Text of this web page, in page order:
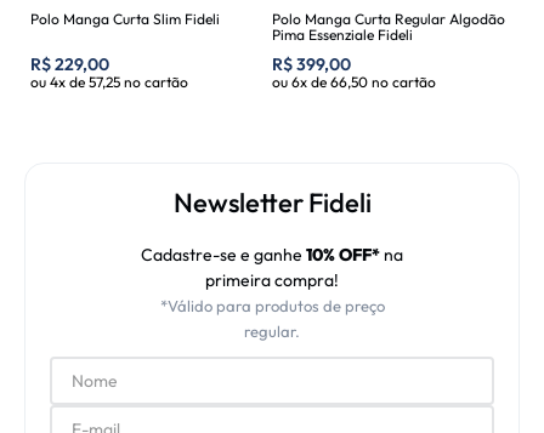
Polo Manga Curta Slim Fideli
R$229,00
ou 4x de 57,25 no cartão
Polo Manga Curta Regular Algodão
Pima Essenziale Fideli
R$399,00
ou 6x de 66,50 no cartão
Newsletter Fideli
Cadastre-se e ganhe 10% OFF* na
primeira compra!
*Válido para produtos de preço
regular.